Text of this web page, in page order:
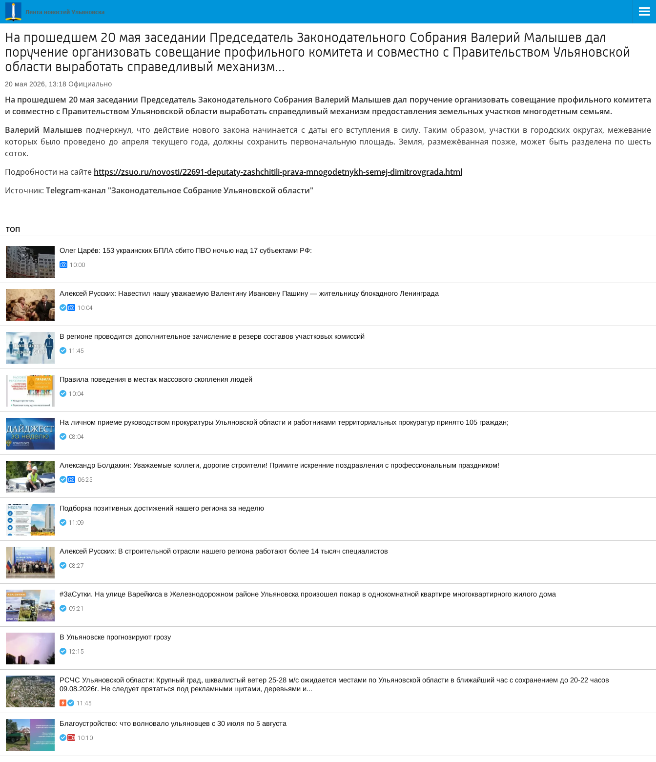
На прошедшем 20 мая заседании Председатель Законодательного Собрания Валерий Малышев дал
поручение организовать совещание профильного комитета и совместно с Правительством Ульяновской
области выработать справедливый механизм...
20 мая 2026, 13:18 Официально
На прошедшем 20 мая заседании Председатель Законодательного Собрания Валерий Малышев дал поручение организовать совещание профильного комитета
и совместно с Правительством Ульяновской области выработать справедливый механизм предоставления земельных участков многодетным семьям.
Валерий Малышев подчеркнул, что действие нового закона начинается с даты его вступления в силу. Таким образом, участки в городских округах, межевание
которых было проведено до апреля текущего года, должны сохранить первоначальную площадь. Земля, размежёванная позже, может быть разделена по шесть
соток.
Подробности на сайте https://zsuo.ru/novosti/22691-deputaty-zashchitili-prava-mnogodetnykh-semej-dimitrovgrada.html
Источник: Telegram-канал "Законодательное Собрание Ульяновской области"
ТОП
Олег Царёв: 153 украинских БПЛА сбито ПВО ночью над 17 субъектами РФ:
10:00
Алексей Русских: Навестил нашу уважаемую Валентину Ивановну Пашину — жительницу блокадного Ленинграда
10:04
В регионе проводится дополнительное зачисление в резерв составов участковых комиссий
11:45
Правила поведения в местах массового скопления людей
10:04
На личном приеме руководством прокуратуры Ульяновской области и работниками территориальных прокуратур принято 105 граждан;
08:04
Александр Болдакин: Уважаемые коллеги, дорогие строители! Примите искренние поздравления с профессиональным праздником!
06:25
Подборка позитивных достижений нашего региона за неделю
11:09
Алексей Русских: В строительной отрасли нашего региона работают более 14 тысяч специалистов
08:27
#ЗаСутки. На улице Варейкиса в Железнодорожном районе Ульяновска произошел пожар в однокомнатной квартире многоквартирного жилого дома
09:21
В Ульяновске прогнозируют грозу
12:15
РСЧС Ульяновской области: Крупный град, шквалистый ветер 25-28 м/с ожидается местами по Ульяновской области в ближайший час с сохранением до 20-22 часов
09.08.2026г. Не следует прятаться под рекламными щитами, деревьями и...
11:45
Благоустройство: что волновало ульяновцев с 30 июля по 5 августа
10:10